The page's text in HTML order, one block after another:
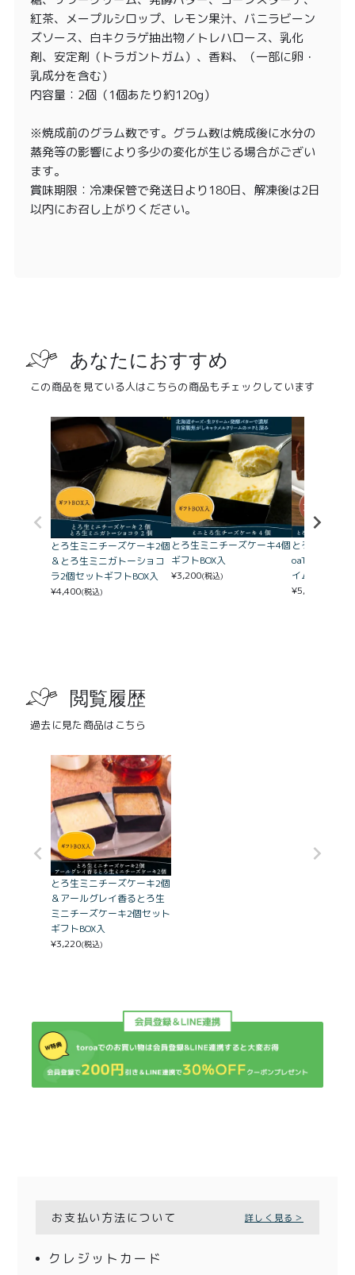
紅茶、メープルシロップ、レモン果汁、バニラビーン
ズソース、白キクラゲ抽出物／トレハロース、乳化
剤、安定剤（トラガントガム）、香料、（一部に卵・
乳成分を含む）
内容量：2個（1個あたり約120g）
※焼成前のグラム数です。グラム数は焼成後に水分の
蒸発等の影響により多少の変化が生じる場合がござい
ます。
賞味期限：冷凍保管で発送日より180日、解凍後は2日
以内にお召し上がりください。
あなたにおすすめ
この商品を見ている人はこちらの商品もチェックしています
とろ生ミニチーズケーキ2個
＆とろ生ミニガトーショコ
ラ2個セットギフトBOX入
¥4,400(税込)
とろ生ミニチーズケーキ4個
ギフトBOX入
¥3,200(税込)
とろ生ガトー
oaTea個包装5
イムセット
¥5,300
閲覧履歴
過去に見た商品はこちら
とろ生ミニチーズケーキ2個
＆アールグレイ香るとろ生
ミニチーズケーキ2個セット
ギフトBOX入
¥3,220(税込)
お支払い方法について 詳しく見る＞
クレジットカード